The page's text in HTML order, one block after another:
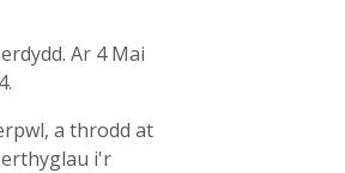
Ar 4 Mai
a throdd at
i'r